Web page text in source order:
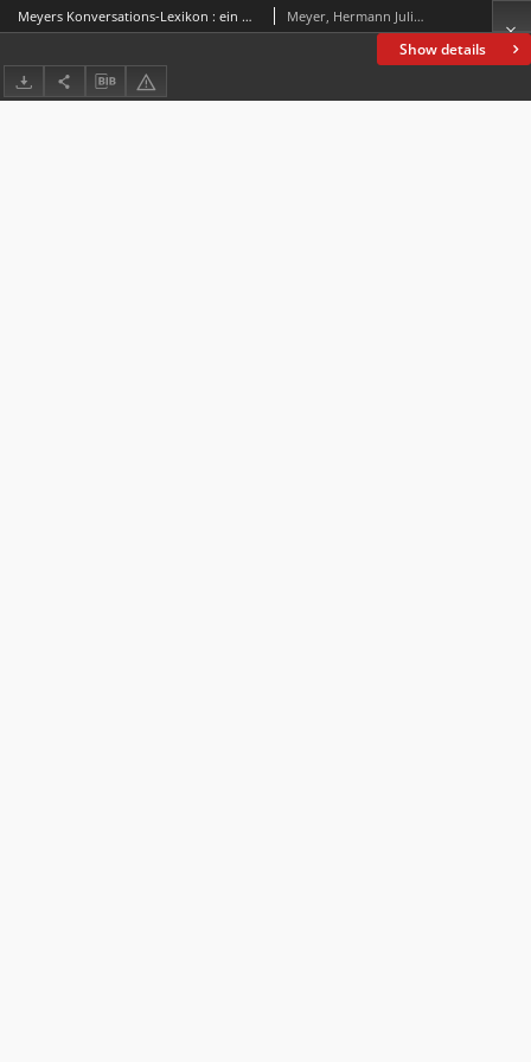
Show details
Meyers Konversations-Lexikon : ein Nachschlagewerk des allgemeinen Wissens Meyer, Hermann Julius (1826-1909)